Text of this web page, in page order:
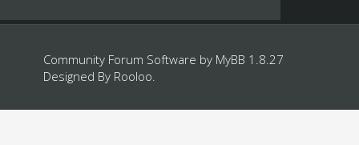
Community Forum Software by MyBB 1.8.27
Designed By Rooloo.